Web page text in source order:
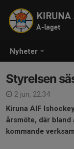
Nyheter
KIRUNA
A-laget
Styrelsen
2 jun, 22:34
Kiruna AIF
årsmöte, där
kommande